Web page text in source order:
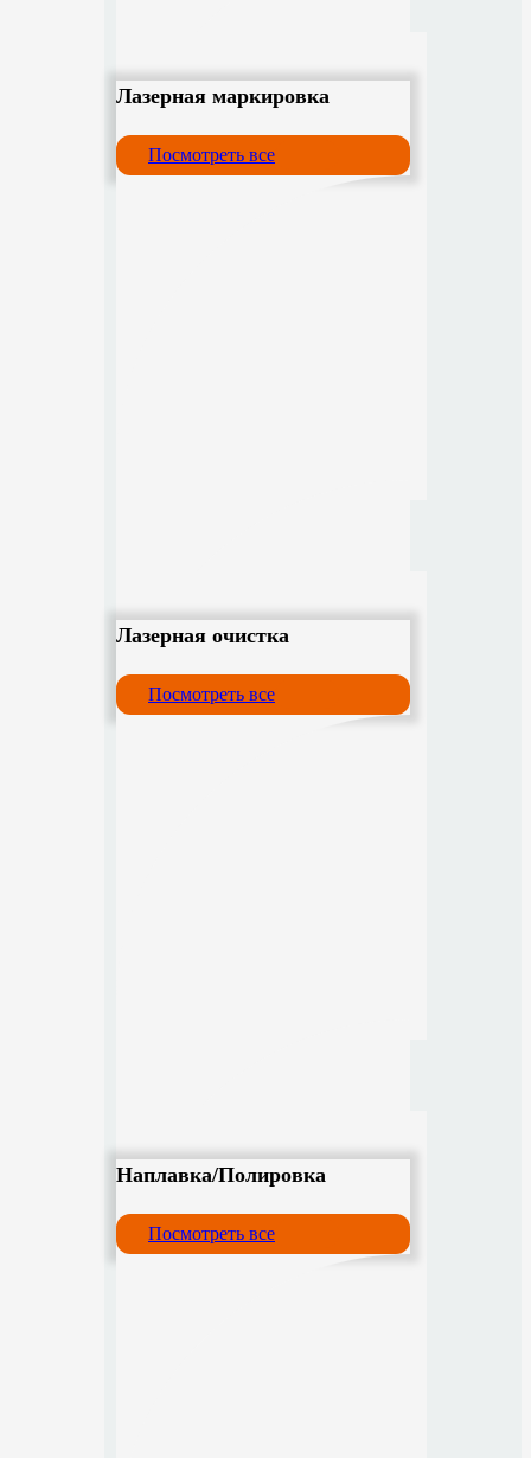
Лазерная маркировка
Посмотреть все
Лазерная очистка
Посмотреть все
Наплавка/Полировка
Посмотреть все